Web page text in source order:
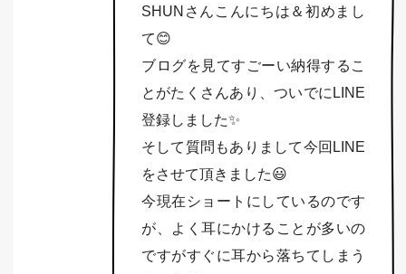
SHUNさんこんにちは＆初めまし
て😊
ブログを見てすごーい納得するこ
とがたくさんあり、ついでにLINE
登録しました✨
そして質問もありまして今回LINE
をさせて頂きました😃
今現在ショートにしているのです
が、よく耳にかけることが多いの
ですがすぐに耳から落ちてしまう